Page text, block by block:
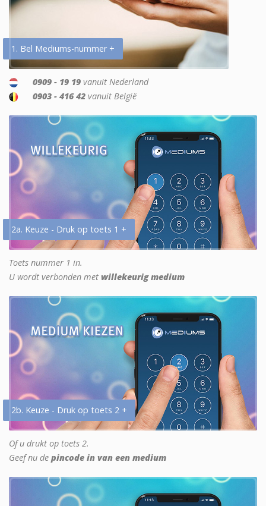
1. Bel Mediums-nummer +
0909 - 19 19 vanuit Nederland
0903 - 416 42 vanuit België
2a. Keuze - Druk op toets 1 +
Toets nummer 1 in.
U wordt verbonden met willekeurig medium
2b. Keuze - Druk op toets 2 +
Of u drukt op toets 2.
Geef nu de pincode in van een medium